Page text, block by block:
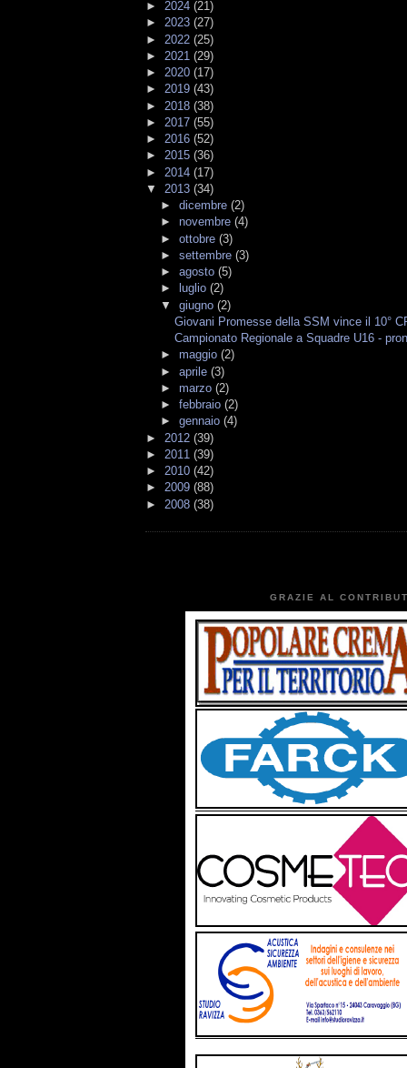
► 2024 (21)
► 2023 (27)
► 2022 (25)
► 2021 (29)
► 2020 (17)
► 2019 (43)
► 2018 (38)
► 2017 (55)
► 2016 (52)
► 2015 (36)
► 2014 (17)
▼ 2013 (34)
► dicembre (2)
► novembre (4)
► ottobre (3)
► settembre (3)
► agosto (5)
►
luglio (2)
▼ giugno (2)
Giovani Promesse della SSM vince il 10°
Campionato Regionale a Squadre U16 -
► maggio (2)
► aprile (3)
► marzo (2)
► febbraio (2)
► gennaio (4)
► 2012 (39)
► 2011 (39)
► 2010 (42)
► 2009 (88)
► 2008 (38)
GRAZIE AL